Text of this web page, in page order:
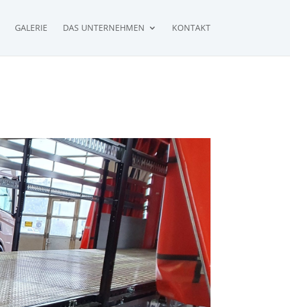
GALERIE DAS UNTERNEHMEN KONTAKT